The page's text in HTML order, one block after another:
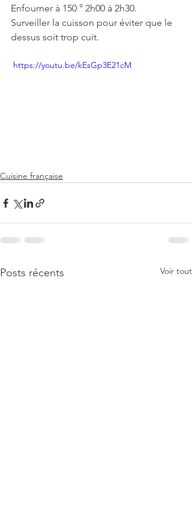
Enfourner à 150 ° 2h00 à 2h30.
Surveiller la cuisson pour éviter que le
dessus soit trop cuit.
https://youtu.be/kEsGp3E21cM
Cuisine française
Posts récents Voir tout